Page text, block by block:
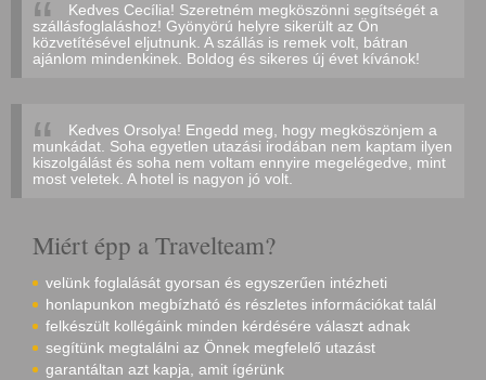
Kedves Cecília! Szeretném megköszönni segítségét a
szállásfoglaláshoz! Gyönyörú helyre sikerült az Ön
közvetítésével eljutnunk. A szállás is remek volt, bátran
ajánlom mindenkinek. Boldog és sikeres új évet kívánok!
Kedves Orsolya! Engedd meg, hogy megköszönjem a
munkádat. Soha egyetlen utazási irodában nem kaptam ilyen
kiszolgálást és soha nem voltam ennyire megelégedve, mint
most veletek. A hotel is nagyon jó volt.
Miért épp a Travelteam?
velünk foglalását gyorsan és egyszerűen intézheti
honlapunkon megbízható és részletes információkat talál
felkészült kollégáink minden kérdésére választ adnak
segítünk megtalálni az Önnek megfelelő utazást
garantáltan azt kapja, amit ígérünk